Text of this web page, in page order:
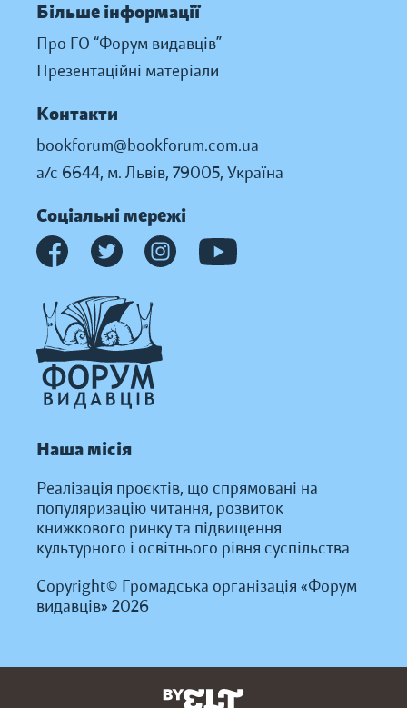
Більше інформації
Про ГО “Форум видавців”
Презентаційні матеріали
Контакти
bookforum@bookforum.com.ua
а/с 6644, м. Львів, 79005, Україна
Соціальні мережі
Наша місія
Реалізація проєктів, що спрямовані на
популяризацію читання, розвиток
книжкового ринку та підвищення
культурного і освітнього рівня суспільства
Copyright© Громадська організація «Форум
видавців» 2026